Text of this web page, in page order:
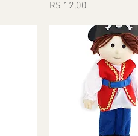
Preço
R$ 12,00